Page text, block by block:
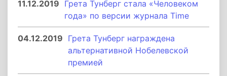
11.12.2019 Грета Тунберг стала «Человеком
года» по версии журнала Time
04.12.2019 Грета Тунберг награждена
альтернативной Нобелевской
премией